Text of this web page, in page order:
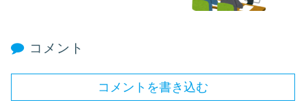
コメント
コメントを書き込む